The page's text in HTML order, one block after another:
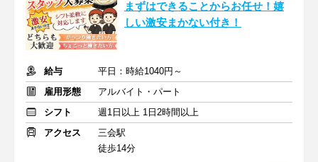
まずはできることからお任せ！嬉
しい激安まかない付き！
給与
平日：時給1040円～
雇用形態
アルバイト・パート
シフト
週1日以上 1日2時間以上
アクセス
三会駅
徒歩14分